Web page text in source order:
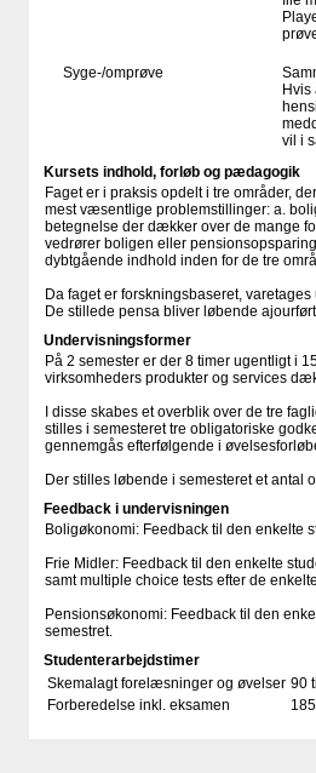
Syge-/omprøve
Hvis
vil i
Kursets indhold, forløb og pædagogik
Faget er i praksis opdelt i tre områder,
mest væsentlige problemstillinger: a.
betegnelse der dækker over de mange
vedrører boligen eller
dybtgående indhold inden for de tre
Da faget er forskningsbaseret,
De stillede pensa bliver løbende
Undervisningsformer
På 2 semester er der 8 timer ugentligt i
virksomheders produkter og services
I disse skabes et overblik over de tre
stilles i semesteret tre obligatoriske
gennemgås efterfølgende i
Der stilles løbende i semesteret et antal
Feedback i undervisningen
Boligøkonomi: Feedback til den enkelte
Frie Midler: Feedback til den enkelte
samt multiple choice tests efter de
Pensionsøkonomi: Feedback til den
semestret.
Studenterarbejdstimer
Skemalagt forelæsninger og øvelser 90
Forberedelse inkl. eksamen